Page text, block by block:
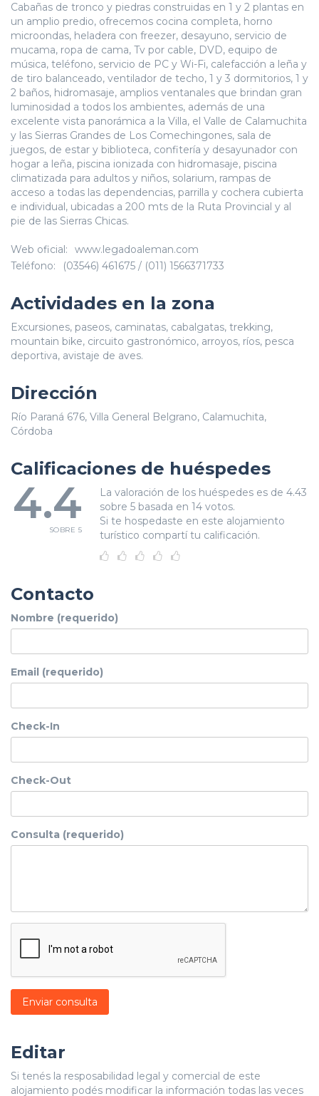
Cabañas de tronco y piedras construidas en 1 y 2 plantas en
un amplio predio, ofrecemos cocina completa, horno
microondas, heladera con freezer, desayuno, servicio de
mucama, ropa de cama, Tv por cable, DVD, equipo de
música, teléfono, servicio de PC y Wi-Fi, calefacción a leña y
de tiro balanceado, ventilador de techo, 1 y 3 dormitorios, 1 y
2 baños, hidromasaje, amplios ventanales que brindan gran
luminosidad a todos los ambientes, además de una
excelente vista panorámica a la Villa, el Valle de Calamuchita
y las Sierras Grandes de Los Comechingones, sala de
juegos, de estar y biblioteca, confitería y desayunador con
hogar a leña, piscina ionizada con hidromasaje, piscina
climatizada para adultos y niños, solarium, rampas de
acceso a todas las dependencias, parrilla y cochera cubierta
e individual, ubicadas a 200 mts de la Ruta Provincial y al
pie de las Sierras Chicas.
Web oficial:
www.legadoaleman.com
Teléfono:
(03546) 461675 / (011) 1566371733
Actividades en la zona
Excursiones, paseos, caminatas, cabalgatas, trekking,
mountain bike, circuito gastronómico, arroyos, ríos, pesca
deportiva, avistaje de aves.
Dirección
Río Paraná 676, Villa General Belgrano, Calamuchita,
Córdoba
Calificaciones de huéspedes
4.4
SOBRE 5
La valoración de los huéspedes es de 4.43
sobre 5 basada en 14 votos.
Si te hospedaste en este alojamiento
turístico compartí tu calificación.
Contacto
Nombre (requerido)
Email (requerido)
Check-In
Check-Out
Consulta (requerido)
Enviar consulta
Editar
Si tenés la resposabilidad legal y comercial de este
alojamiento podés modificar la información todas las veces